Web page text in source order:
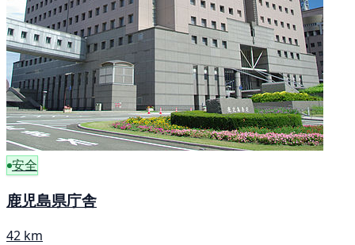
安全
鹿児島県庁舎
42 km